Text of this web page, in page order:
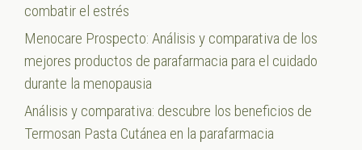
combatir el estrés
Menocare Prospecto: Análisis y comparativa de los
mejores productos de parafarmacia para el cuidado
durante la menopausia
Análisis y comparativa: descubre los beneficios de
Termosan Pasta Cutánea en la parafarmacia